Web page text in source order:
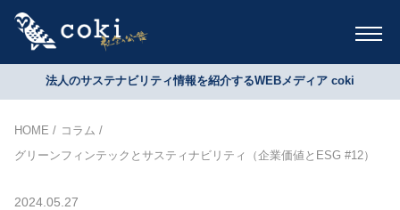
法人のサステナビリティ情報を紹介するWEBメディア coki
HOME
コラム
グリーンフィンテックとサスティナビリティ（企業価値とESG #12）
2024.05.27